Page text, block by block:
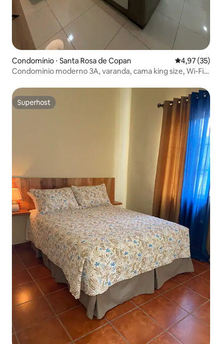
Condomínio ⋅ Santa Rosa de Copan 4,97 de uma
4,97 (35)
Condomínio moderno 3A, varanda, cama king size, Wi-Fi e
Superhost
Superhost